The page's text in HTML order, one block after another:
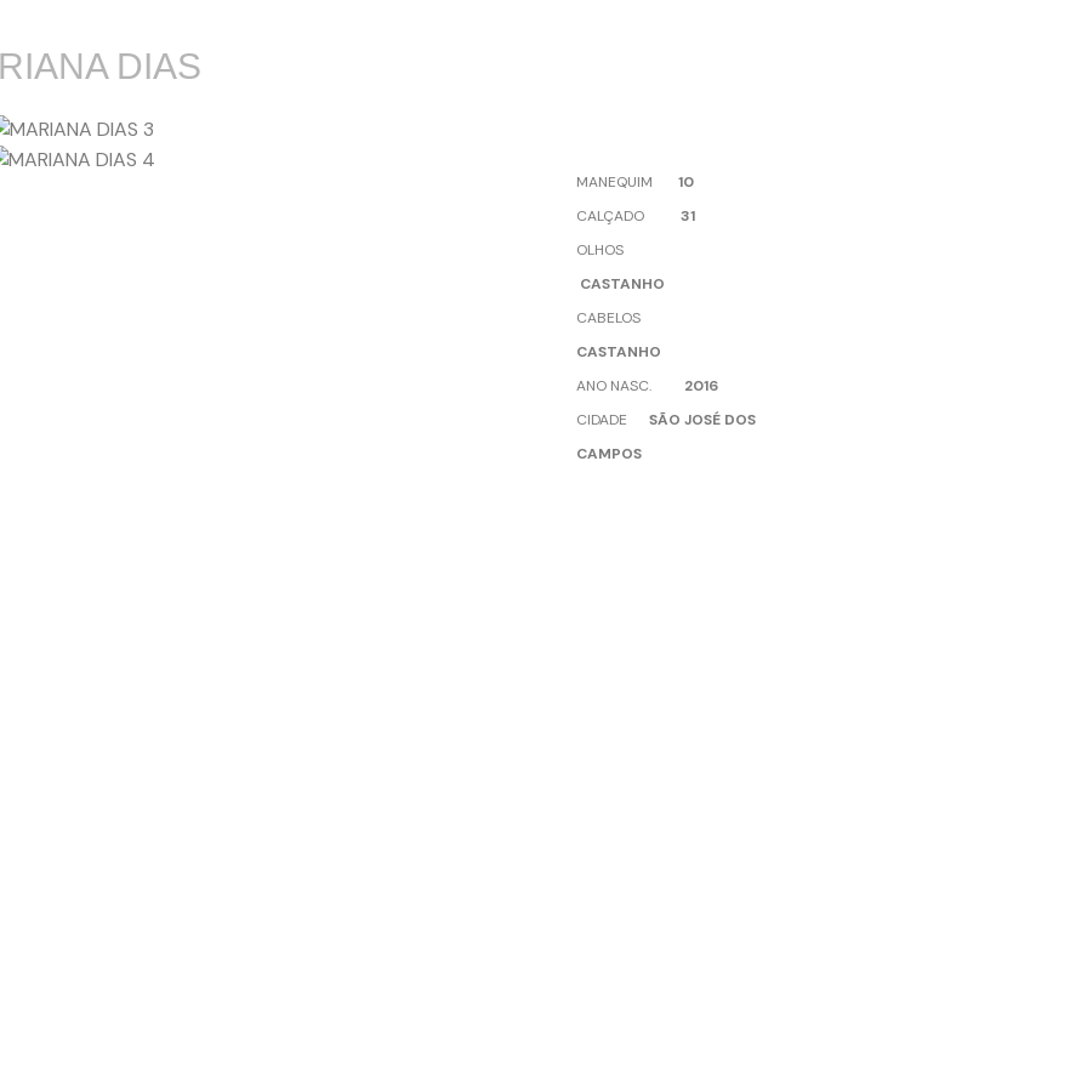
DIAS
MANEQUIM
10
CALÇADO
31
OLHOS
CASTANHO
CABELOS
CASTANHO
ANO NASC. 2016
CIDADE SÃO JOSÉ DOS
CAMPOS